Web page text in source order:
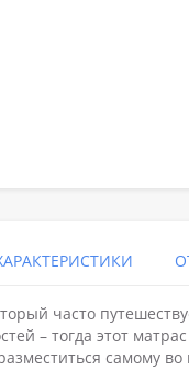
часто
– тогда этот
самому